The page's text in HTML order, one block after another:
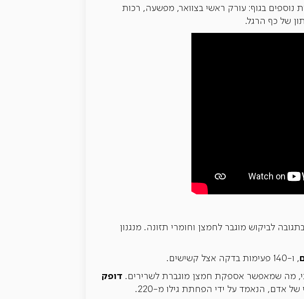
נוספים בגוף: עורק ראשי בצוואר, מפשעה, רכות
של כף הרגל.
לביקוש מוגבר לחמצן וחומרי תזונה. מנגנון
, ו-140 פעימות בדקה אצל קשישים.
מה שמאפשר אספקת חמצן מוגברת לשרירים. דופק
אדם, הנאמד על ידי הפחתת גילו מ-220.